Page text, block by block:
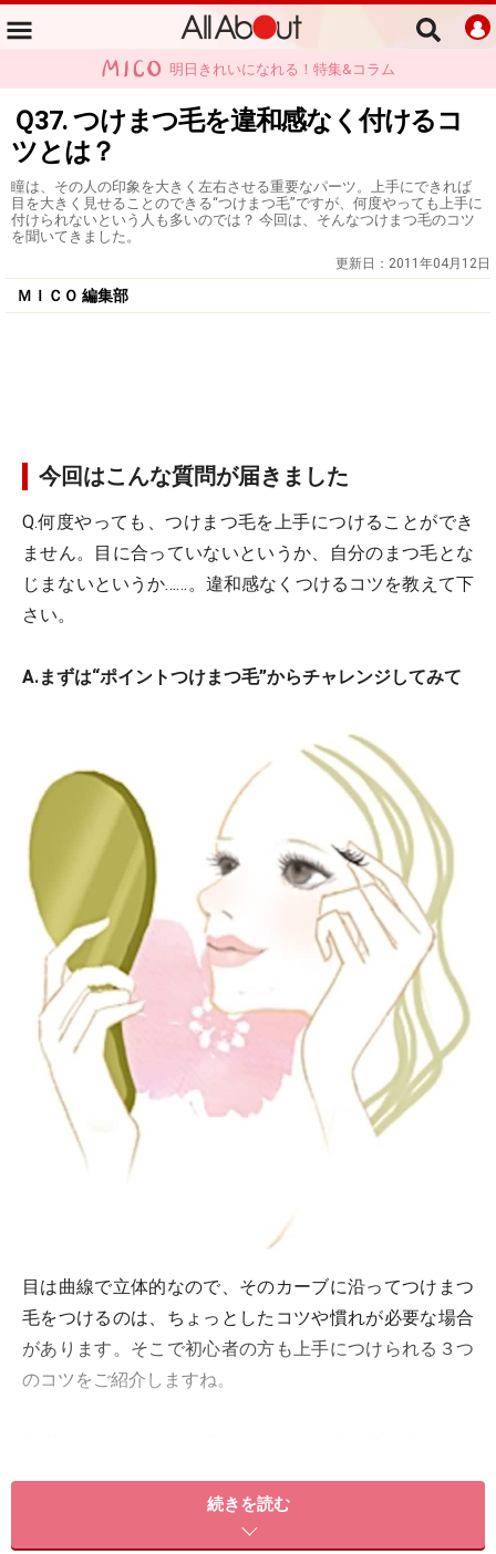
明日きれいになれる！特集&コラム
Ｑ37. つけまつ毛を違和感なく付けるコ
ツとは？
瞳は、その人の印象を大きく左右させる重要なパーツ。上手にできれば
目を大きく見せることのできる“つけまつ毛”ですが、何度やっても上手に
付けられないという人も多いのでは？ 今回は、そんなつけまつ毛のコツ
を聞いてきました。
更新日： 2011年04月12日
ＭＩＣＯ 編集部
今回はこんな質問が届きました
Q.何度やっても、つけまつ毛を上手につけることができ
ません。目に合っていないというか、自分のまつ毛とな
じまないというか……。違和感なくつけるコツを教えて下
さい。
A.まずは“ポイントつけまつ毛”からチャレンジしてみて
目は曲線で立体的なので、そのカーブに沿ってつけまつ
毛をつけるのは、ちょっとしたコツや慣れが必要な場合
があります。そこで初心者の方も上手につけられる３つ
のコツをご紹介しますね。
う。たとえば、目尻用のポイントつけまつ毛はおすすめ
です。目尻はカーブが少ないのでつけやすく、ナチュラ
続きを読む